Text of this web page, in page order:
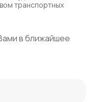
транспортных
в ближайшее